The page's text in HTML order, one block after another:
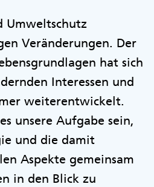
Umweltschutz
Veränderungen. Der
hat sich
Interessen und
weiterentwickelt.
unsere Aufgabe sein,
und die damit
Aspekte gemeinsam
in den Blick zu